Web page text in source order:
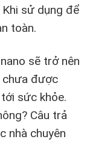
sử dụng để
toàn.
sẽ trở nên
chưa được
sức khỏe.
Câu trả
nhà chuyên